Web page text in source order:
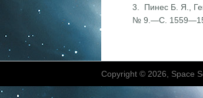
3. Пинес Б. Я.,
№ 9.—С.
Copyright © 2026, Space